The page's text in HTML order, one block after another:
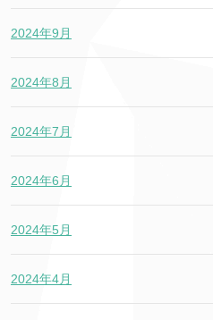
2024年9月
2024年8月
2024年7月
2024年6月
2024年5月
2024年4月